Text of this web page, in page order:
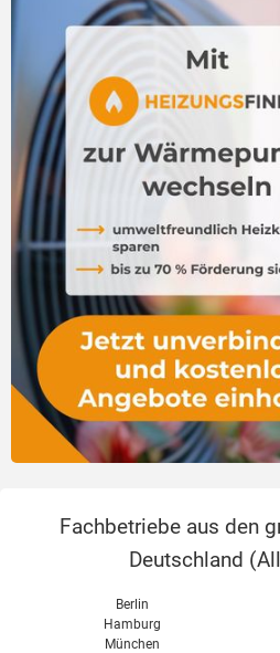
Fachbetriebe aus den
Deutschland (
Berlin
Hamburg
München